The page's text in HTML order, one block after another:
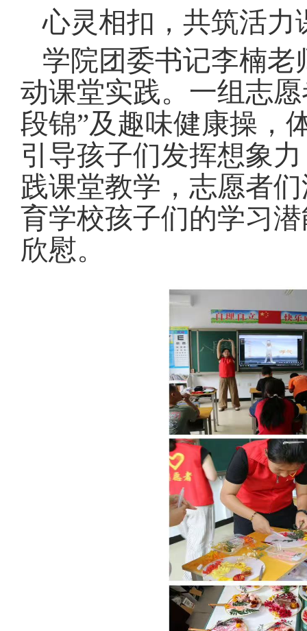
心灵相扣，共筑活力
学院团委书记李楠
动课堂实践。一组志
段锦”及趣味健康操，
引导孩子们发挥想象
践课堂教学，志愿者
育学校孩子们的学习
欣慰。